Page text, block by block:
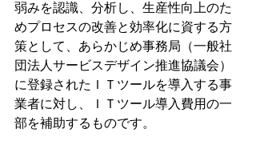
弱みを認識、分析し、生産性向上のた
めプロセスの改善と効率化に資する方
策として、あらかじめ事務局（一般社
団法人サービスデザイン推進協議会）
に登録されたＩＴツールを導入する事
業者に対し、ＩＴツール導入費用の一
部を補助するものです。